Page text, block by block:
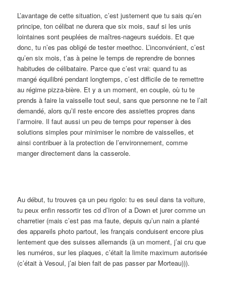
L’avantage de cette situation, c’est justement que tu sais qu’en
principe, ton célibat ne durera que six mois, sauf si les unis
lointaines sont peuplées de maîtres-nageurs suédois. Et que
donc, tu n’es pas obligé de tester meethoc. L’inconvénient, c’est
qu’en six mois, t’as à peine le temps de reprendre de bonnes
habitudes de célibataire. Parce que c’est vrai: quand tu as
mangé équilibré pendant longtemps, c’est difficile de te remettre
au régime pizza-bière. Et y a un moment, en couple, où tu te
prends à faire la vaisselle tout seul, sans que personne ne te l’ait
demandé, alors qu’il reste encore des assiettes propres dans
l’armoire. Il faut aussi un peu de temps pour repenser à des
solutions simples pour minimiser le nombre de vaisselles, et
ainsi contribuer à la protection de l’environnement, comme
manger directement dans la casserole.
Au début, tu trouves ça un peu rigolo: tu es seul dans ta voiture,
tu peux enfin ressortir tes cd d’Iron of a Down et jurer comme un
charretier (mais c’est pas ma faute, depuis qu’un nain a planté
des appareils photo partout, les français conduisent encore plus
lentement que des suisses allemands (à un moment, j’ai cru que
les numéros, sur les plaques, c’était la limite maximum autorisée
(c’était à Vesoul, j’ai bien fait de pas passer par Morteau))).